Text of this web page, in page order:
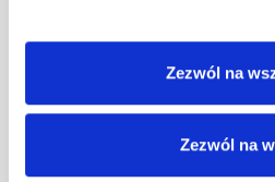
Zezwól na
Zezwól na
+48 33 47 94 400
Nasz adres e-mail